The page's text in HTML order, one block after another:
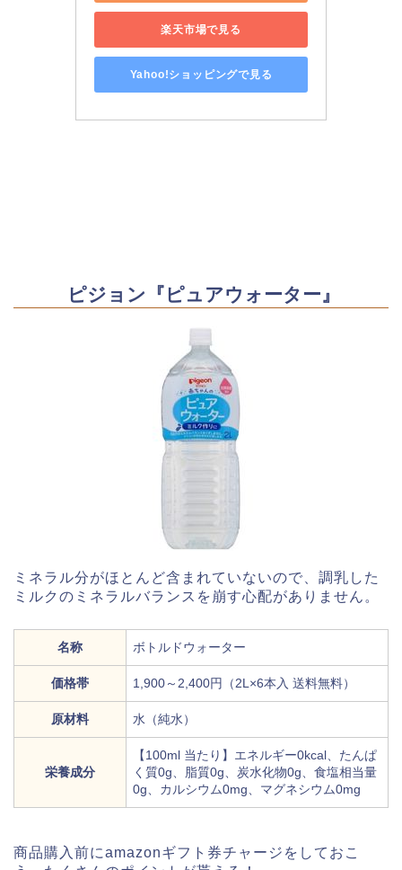
楽天市場で見る
Yahoo!ショッピングで見る
ピジョン『ピュアウォーター』
ミネラル分がほとんど含まれていないので、調乳した
ミルクのミネラルバランスを崩す心配がありません。
名称 ボトルドウォーター
価格帯 1,900～2,400円（2L×6本入 送料無料）
原材料 水（純水）
栄養成分
【100ml 当たり】エネルギー0kcal、たんぱ
く質0g、脂質0g、炭水化物0g、食塩相当量
0g、カルシウム0mg、マグネシウム0mg
商品購入前にamazonギフト券チャージをしておこ